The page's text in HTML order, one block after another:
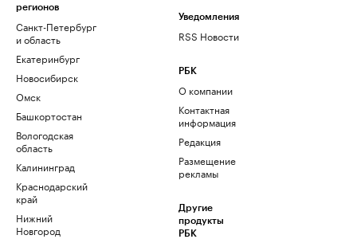
регионов
Санкт-Петербург
и область
Екатеринбург
Новосибирск
Омск
Башкортостан
Вологодская
область
Калининград
Краснодарский
край
Нижний
Новгород
Уведомления
RSS Новости
РБК
О компании
Контактная
информация
Редакция
Размещение
рекламы
Другие
продукты
РБК